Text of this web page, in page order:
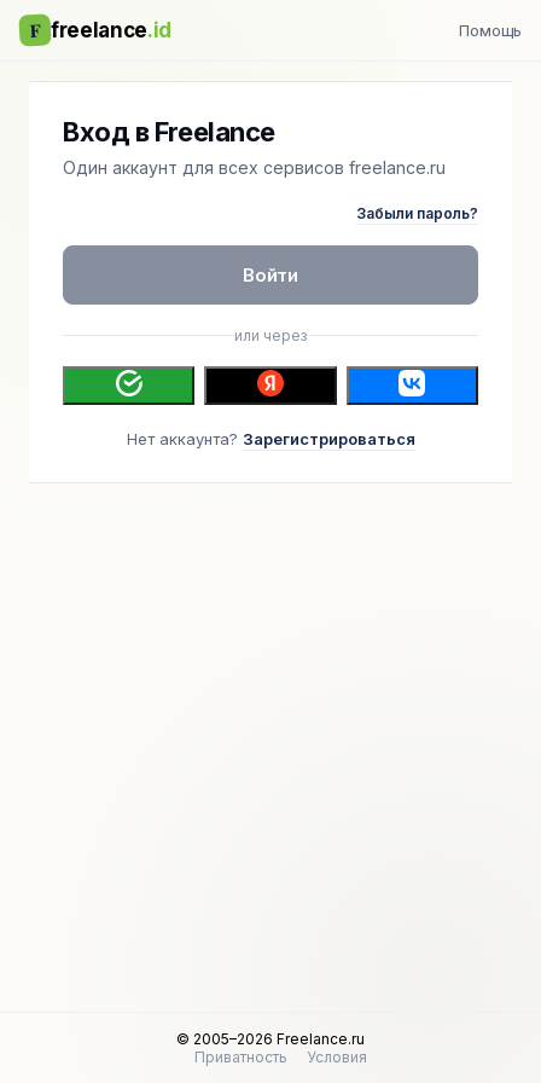
F freelance.id Помощь
Вход в Freelance
Один аккаунт для всех сервисов freelance.ru
Забыли пароль?
Войти
или через
Нет аккаунта? Зарегистрироваться
© 2005–2026 Freelance.ru
Приватность
Условия